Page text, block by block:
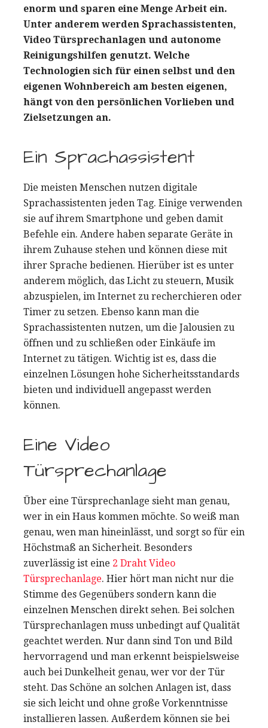
enorm und sparen eine Menge Arbeit ein.
Unter anderem werden Sprachassistenten,
Video Türsprechanlagen und autonome
Reinigungshilfen genutzt. Welche
Technologien sich für einen selbst und den
eigenen Wohnbereich am besten eigenen,
hängt von den persönlichen Vorlieben und
Zielsetzungen an.
Ein Sprachassistent
Die meisten Menschen nutzen digitale
Sprachassistenten jeden Tag. Einige verwenden
sie auf ihrem Smartphone und geben damit
Befehle ein. Andere haben separate Geräte in
ihrem Zuhause stehen und können diese mit
ihrer Sprache bedienen. Hierüber ist es unter
anderem möglich, das Licht zu steuern, Musik
abzuspielen, im Internet zu recherchieren oder
Timer zu setzen. Ebenso kann man die
Sprachassistenten nutzen, um die Jalousien zu
öffnen und zu schließen oder Einkäufe im
Internet zu tätigen. Wichtig ist es, dass die
einzelnen Lösungen hohe Sicherheitsstandards
bieten und individuell angepasst werden
können.
Eine Video
Türsprechanlage
Über eine Türsprechanlage sieht man genau,
wer in ein Haus kommen möchte. So weiß man
genau, wen man hineinlässt, und sorgt so für ein
Höchstmaß an Sicherheit. Besonders
zuverlässig ist eine 2 Draht Video
Türsprechanlage. Hier hört man nicht nur die
Stimme des Gegenübers sondern kann die
einzelnen Menschen direkt sehen. Bei solchen
Türsprechanlagen muss unbedingt auf Qualität
geachtet werden. Nur dann sind Ton und Bild
hervorragend und man erkennt beispielsweise
auch bei Dunkelheit genau, wer vor der Tür
steht. Das Schöne an solchen Anlagen ist, dass
sie sich leicht und ohne große Vorkenntnisse
installieren lassen. Außerdem können sie bei